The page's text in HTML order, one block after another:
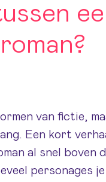
van fictie,
Een kort
al snel boven
personages